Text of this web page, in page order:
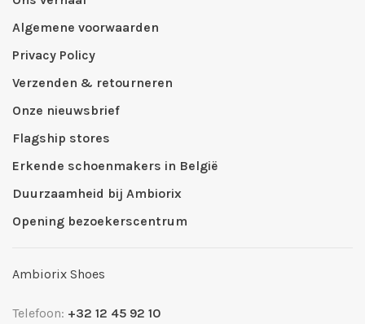
Algemene voorwaarden
Privacy Policy
Verzenden & retourneren
Onze nieuwsbrief
Flagship stores
Erkende schoenmakers in België
Duurzaamheid bij Ambiorix
Opening bezoekerscentrum
Ambiorix Shoes
Telefoon: +32 12 45 92 10